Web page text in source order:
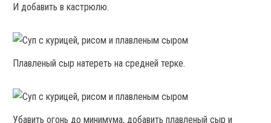
И добавить в кастрюлю.
Плавленый сыр натереть на средней терке.
Убавить огонь до минимума, добавить плавленый сыр и